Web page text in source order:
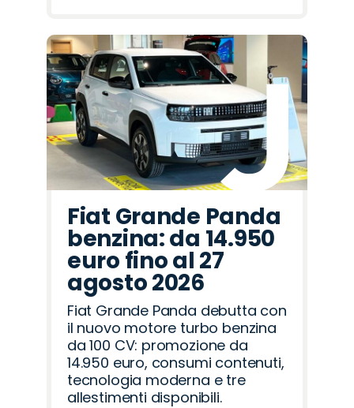
Fiat Grande Panda
benzina: da 14.950
euro fino al 27
agosto 2026
Fiat Grande Panda debutta con
il nuovo motore turbo benzina
da 100 CV: promozione da
14.950 euro, consumi contenuti,
tecnologia moderna e tre
allestimenti disponibili.